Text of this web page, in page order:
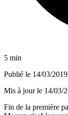
5 min
Publié le 14/03/
Mis à jour le 14/03/
Fin de la première